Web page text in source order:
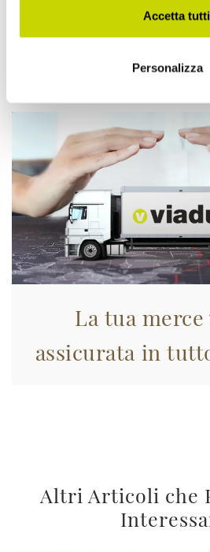
Accetta tutti
Personalizza
Approfittane
La tua merce
assicurata in
Altri Articoli che